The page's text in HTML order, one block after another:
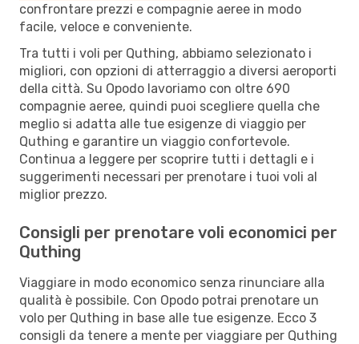
confrontare prezzi e compagnie aeree in modo
facile, veloce e conveniente.
Tra tutti i voli per Quthing, abbiamo selezionato i
migliori, con opzioni di atterraggio a diversi aeroporti
della città. Su Opodo lavoriamo con oltre 690
compagnie aeree, quindi puoi scegliere quella che
meglio si adatta alle tue esigenze di viaggio per
Quthing e garantire un viaggio confortevole.
Continua a leggere per scoprire tutti i dettagli e i
suggerimenti necessari per prenotare i tuoi voli al
miglior prezzo.
Consigli per prenotare voli economici per
Quthing
Viaggiare in modo economico senza rinunciare alla
qualità è possibile. Con Opodo potrai prenotare un
volo per Quthing in base alle tue esigenze. Ecco 3
consigli da tenere a mente per viaggiare per Quthing